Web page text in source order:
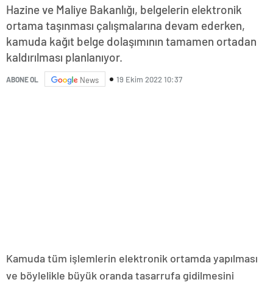
Hazine ve Maliye Bakanlığı, belgelerin elektronik
ortama taşınması çalışmalarına devam ederken,
kamuda kağıt belge dolaşımının tamamen ortadan
kaldırılması planlanıyor.
ABONE OL News 19 Ekim 2022 10:37
Kamuda tüm işlemlerin elektronik ortamda yapılması
ve böylelikle büyük oranda tasarrufa gidilmesini